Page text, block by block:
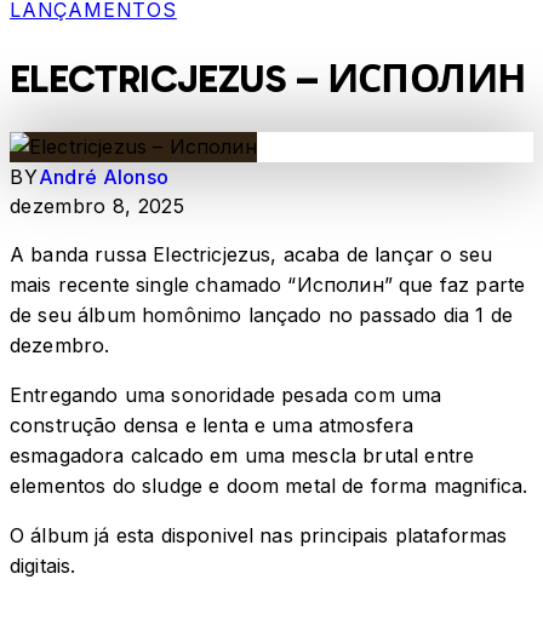
LANÇAMENTOS
ELECTRICJEZUS – ИСПОЛИН
BYAndré Alonso
dezembro 8, 2025
A banda russa Electricjezus, acaba de lançar o seu
mais recente single chamado “Исполин” que faz parte
de seu álbum homônimo lançado no passado dia 1 de
dezembro.
Entregando uma sonoridade pesada com uma
construção densa e lenta e uma atmosfera
esmagadora calcado em uma mescla brutal entre
elementos do sludge e doom metal de forma magnifica.
O álbum já esta disponivel nas principais plataformas
digitais.